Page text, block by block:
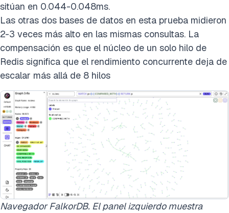
sitúan en 0.044-0.048ms.
Las otras dos bases de datos en esta prueba midieron
2-3 veces más alto en las mismas consultas. La
compensación es que el núcleo de un solo hilo de
Redis significa que el rendimiento concurrente deja de
escalar más allá de 8 hilos
Navegador FalkorDB. El panel izquierdo muestra